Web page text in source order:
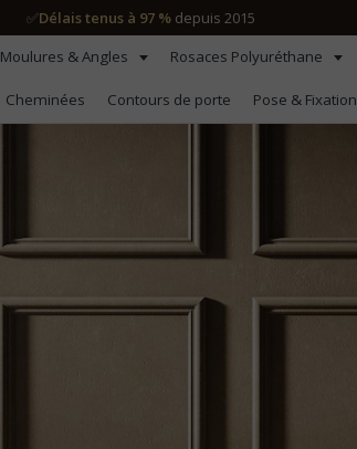
✅Délais tenus à 97 % depuis 2015
Moulures & Angles Rosaces Polyuréthane
Cheminées Contours de porte Pose & Fixation